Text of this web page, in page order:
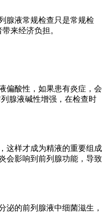
腺液常规检查只是常规检
来经济负担。
酸性，如果患有炎症，会
腺液碱性增强，在检查时
样才成为精液的重要组成
会影响到前列腺功能，导致
的前列腺液中细菌滋生，